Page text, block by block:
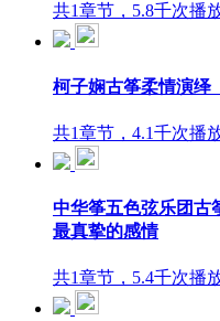
共1章节，5.8千次播
柯子娴古筝柔情演绎
共1章节，4.1千次播
中华筝五色弦乐团古
最真挚的感情
共1章节，5.4千次播